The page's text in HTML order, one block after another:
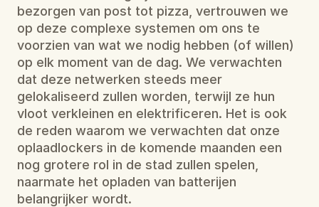
bezorgen van post tot pizza, vertrouwen we
op deze complexe systemen om ons te
voorzien van wat we nodig hebben (of willen)
op elk moment van de dag. We verwachten
dat deze netwerken steeds meer
gelokaliseerd zullen worden, terwijl ze hun
vloot verkleinen en elektrificeren. Het is ook
de reden waarom we verwachten dat onze
oplaadlockers in de komende maanden een
nog grotere rol in de stad zullen spelen,
naarmate het opladen van batterijen
belangrijker wordt.